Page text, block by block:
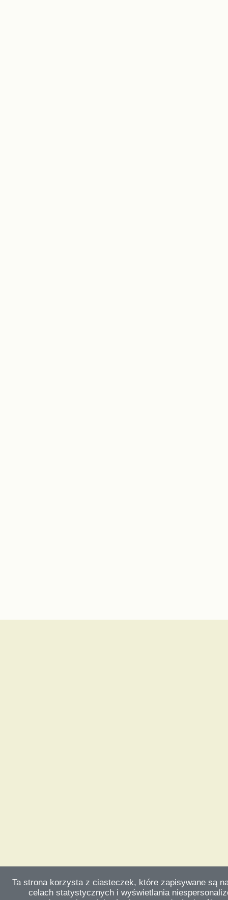
Ta strona korzysta z ciasteczek, które zapisywane są
celach statystycznych i wyświetlania